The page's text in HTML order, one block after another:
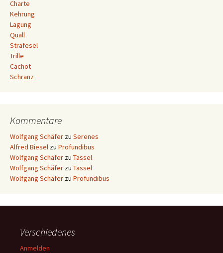
Charte
Kehrung
Lagung
Quall
Strafesel
Trille
Cachot
Schranz
Kommentare
Wolfgang Schäfer zu Serenes
Alfred Biesel zu Profundibus
Wolfgang Schäfer zu Tassel
Wolfgang Schäfer zu Tassel
Wolfgang Schäfer zu Profundibus
Verschiedenes
Anmelden